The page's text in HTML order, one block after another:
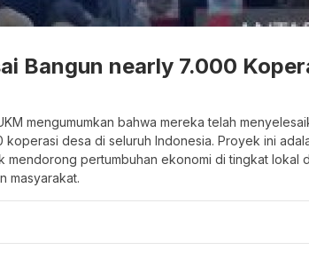
Bangun nearly 7.000
mengumumkan bahwa mereka telah
koperasi desa di seluruh Indonesia. Proyek ini
mendorong pertumbuhan ekonomi di tingkat lokal
masyarakat.